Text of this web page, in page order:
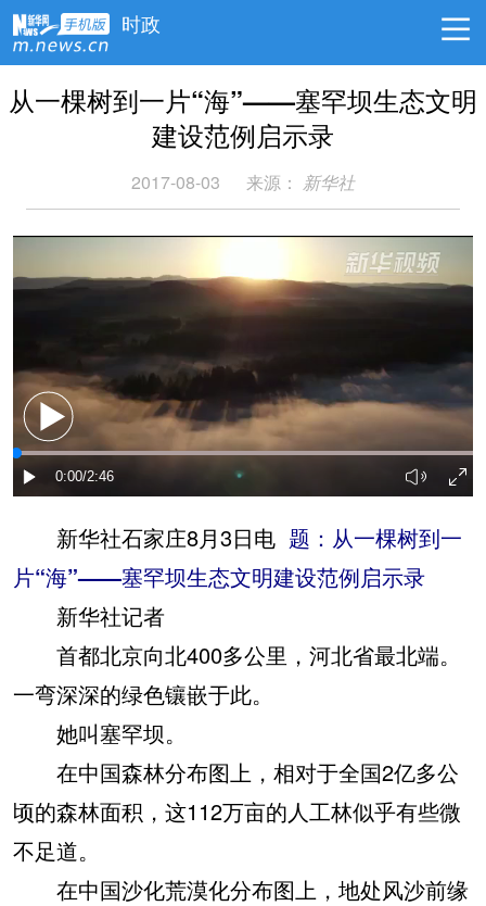
时政
从一棵树到一片“海”——塞罕坝生态文明
建设范例启示录
2017-08-03 来源： 新华社
新华社石家庄8月3日电 题：从一棵树到一
片“海”——塞罕坝生态文明建设范例启示录
新华社记者
首都北京向北400多公里，河北省最北端。
一弯深深的绿色镶嵌于此。
她叫塞罕坝。
在中国森林分布图上，相对于全国2亿多公
顷的森林面积，这112万亩的人工林似乎有些微
不足道。
在中国沙化荒漠化分布图上，地处风沙前缘